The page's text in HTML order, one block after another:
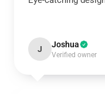
J Joshua
Verified owner